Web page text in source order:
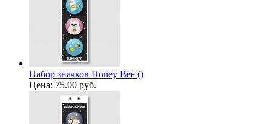
Набор значков Honey Bee ()
Цена: 75.00 руб.